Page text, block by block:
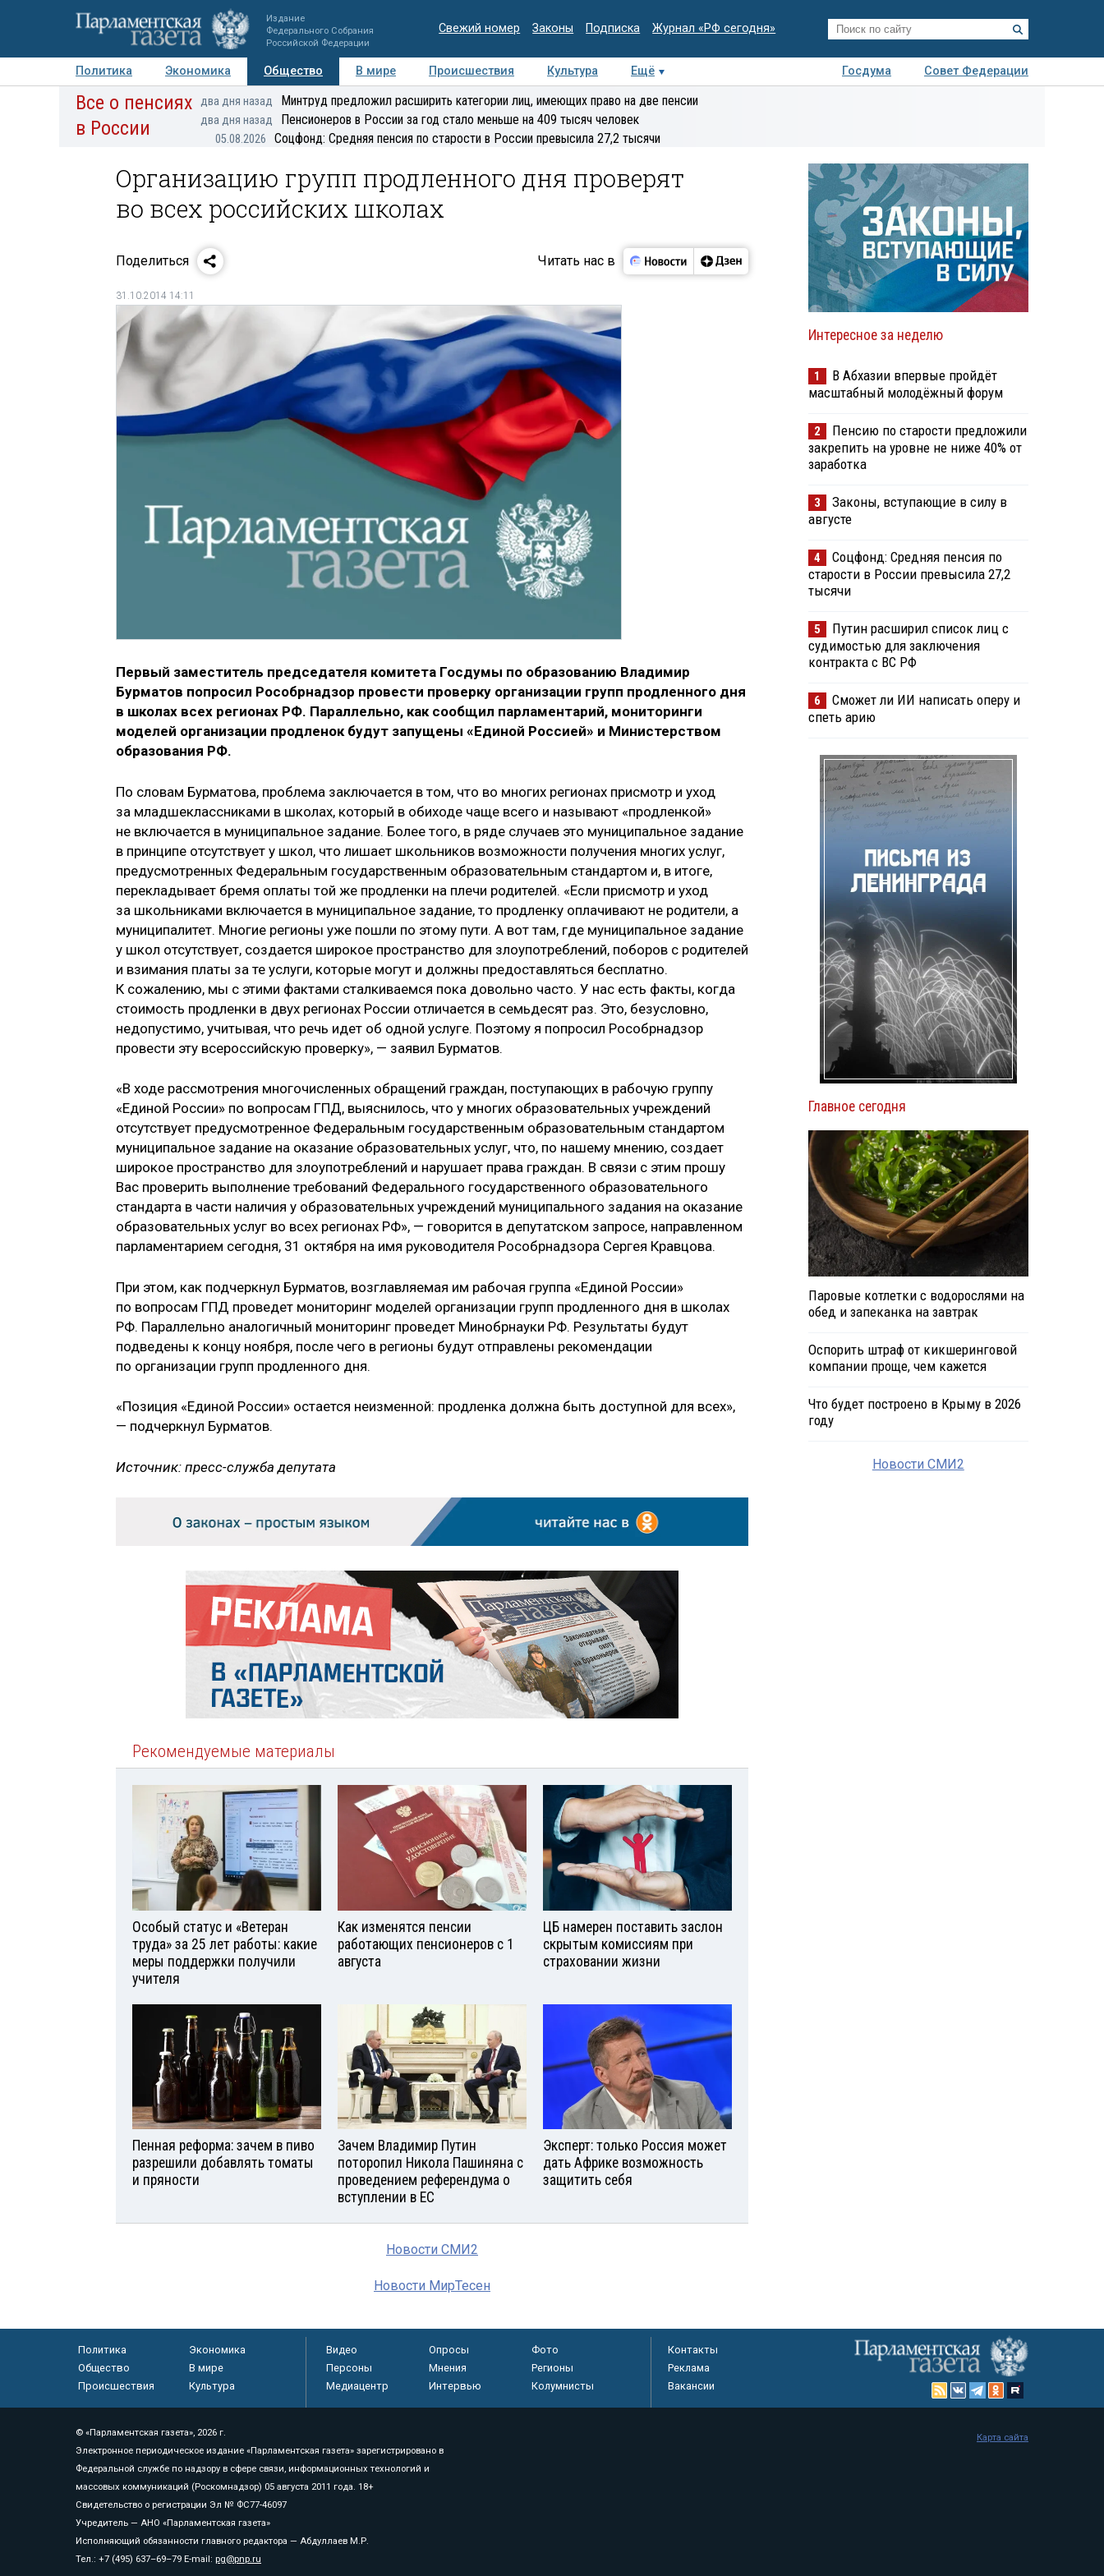
Издание
Федерального Собрания
Российской Федерации
Свежий номер Законы Подписка Журнал «РФ сегодня»
Политика Экономика Общество В мире Происшествия Культура Ещё Госдума
Совет Федерации
Авторы Персоны Мнения Регионы Медиацентр Интервью Колумнисты
Деловая
Все о пенсиях
в России
два дня назад Минтруд предложил расширить категории лиц, имеющих право на две пенсии
два дня назад Пенсионеров в России за год стало меньше на 409 тысяч человек
05.08.2026 Соцфонд: Средняя пенсия по старости в России превысила 27,2 тысячи
Организацию групп продленного дня проверят
во всех российских школах
Поделиться Читать нас в
31.10.2014 14:11
Первый заместитель председателя комитета Госдумы по образованию Владимир
Бурматов попросил Рособрнадзор провести проверку организации групп продленного дня
в школах всех регионах РФ. Параллельно, как сообщил парламентарий, мониторинги
моделей организации продленок будут запущены «Единой Россией» и Министерством
образования РФ.
По словам Бурматова, проблема заключается в том, что во многих регионах присмотр и уход
за младшеклассниками в школах, который в обиходе чаще всего и называют «продленкой»
не включается в муниципальное задание. Более того, в ряде случаев это муниципальное задание
в принципе отсутствует у школ, что лишает школьников возможности получения многих услуг,
предусмотренных Федеральным государственным образовательным стандартом и, в итоге,
перекладывает бремя оплаты той же продленки на плечи родителей. «Если присмотр и уход
за школьниками включается в муниципальное задание, то продленку оплачивают не родители, а
муниципалитет. Многие регионы уже пошли по этому пути. А вот там, где муниципальное задание
у школ отсутствует, создается широкое пространство для злоупотреблений, поборов с родителей
и взимания платы за те услуги, которые могут и должны предоставляться бесплатно.
К сожалению, мы с этими фактами сталкиваемся пока довольно часто. У нас есть факты, когда
стоимость продленки в двух регионах России отличается в семьдесят раз. Это, безусловно,
недопустимо, учитывая, что речь идет об одной услуге. Поэтому я попросил Рособрнадзор
провести эту всероссийскую проверку», — заявил Бурматов.
«В ходе рассмотрения многочисленных обращений граждан, поступающих в рабочую группу
«Единой России» по вопросам ГПД, выяснилось, что у многих образовательных учреждений
отсутствует предусмотренное Федеральным государственным образовательным стандартом
муниципальное задание на оказание образовательных услуг, что, по нашему мнению, создает
широкое пространство для злоупотреблений и нарушает права граждан. В связи с этим прошу
Вас проверить выполнение требований Федерального государственного образовательного
стандарта в части наличия у образовательных учреждений муниципального задания на оказание
образовательных услуг во всех регионах РФ», — говорится в депутатском запросе, направленном
парламентарием сегодня, 31 октября на имя руководителя Рособрнадзора Сергея Кравцова.
При этом, как подчеркнул Бурматов, возглавляемая им рабочая группа «Единой России»
по вопросам ГПД проведет мониторинг моделей организации групп продленного дня в школах
РФ. Параллельно аналогичный мониторинг проведет Минобрнауки РФ. Результаты будут
подведены к концу ноября, после чего в регионы будут отправлены рекомендации
по организации групп продленного дня.
«Позиция «Единой России» остается неизменной: продленка должна быть доступной для всех»,
— подчеркнул Бурматов.
Источник: пресс-служба депутата
Рекомендуемые материалы
Особый статус и «Ветеран
труда» за 25 лет работы: какие
меры поддержки получили
учителя
Как изменятся пенсии
работающих пенсионеров с 1
августа
ЦБ намерен поставить заслон
скрытым комиссиям при
страховании жизни
Пенная реформа: зачем в пиво
разрешили добавлять томаты
и пряности
Зачем Владимир Путин
поторопил Никола Пашиняна с
проведением референдума о
вступлении в ЕС
Эксперт: только Россия может
дать Африке возможность
защитить себя
Новости СМИ2
Новости МирТесен
Интересное за неделю
1
В Абхазии впервые пройдёт
масштабный молодёжный форум
2
Пенсию по старости предложили
закрепить на уровне не ниже 40% от
заработка
3
Законы, вступающие в силу в
августе
4
Соцфонд: Средняя пенсия по
старости в России превысила 27,2
тысячи
5
Путин расширил список лиц с
судимостью для заключения
контракта с ВС РФ
6
Сможет ли ИИ написать оперу и
спеть арию
Главное сегодня
Паровые котлетки с водорослями на
обед и запеканка на завтрак
Оспорить штраф от кикшеринговой
компании проще, чем кажется
Что будет построено в Крыму в 2026
году
Новости СМИ2
Политика
Экономика
Общество
В мире
Происшествия
Культура
Видео Опросы
Фото
Персоны
Мнения
Регионы
Медиацентр
Интервью Колумнисты
Контакты
Реклама
Вакансии
© «Парламентская газета», 2026 г.
Электронное периодическое издание «Парламентская газета» зарегистрировано в
Федеральной службе по надзору в сфере связи, информационных технологий и
массовых коммуникаций (Роскомнадзор) 05 августа 2011 года. 18+
Свидетельство о регистрации Эл № ФС77-46097
Учредитель — АНО «Парламентская газета»
Исполняющий обязанности главного редактора — Абдуллаев М.Р.
Тел.: +7 (495) 637–69–79 E-mail: pg@pnp.ru
Карта сайта